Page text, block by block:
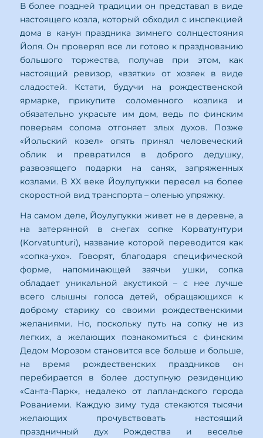
В более поздней традиции он представал в виде
настоящего козла, который обходил с инспекцией
дома в канун праздника зимнего солнцестояния
Йоля. Он проверял все ли готово к празднованию
большого торжества, получав при этом, как
настоящий ревизор, «взятки» от хозяек в виде
сладостей. Кстати, будучи на рождественской
ярмарке, прикупите соломенного козлика и
обязательно украсьте им дом, ведь по финским
поверьям солома отгоняет злых духов. Позже
«Йольский козел» опять принял человеческий
облик и превратился в доброго дедушку,
развозящего подарки на санях, запряженных
козлами. В ХХ веке Йоулупукки пересел на более
скоростной вид транспорта – оленью упряжку.
На самом деле, Йоулупукки живет не в деревне, а
на затерянной в снегах сопке Корватунтури
(Korvatunturi), название которой переводится как
«сопка-ухо». Говорят, благодаря специфической
форме, напоминающей заячьи ушки, сопка
обладает уникальной акустикой – с нее лучше
всего слышны голоса детей, обращающихся к
доброму старику со своими рождественскими
желаниями. Но, поскольку путь на сопку не из
легких, а желающих познакомиться с финским
Дедом Морозом становится все больше и больше,
на время рождественских праздников он
перебирается в более доступную резиденцию
«Санта-Парк», недалеко от лапландского города
Рованиеми. Каждую зиму туда стекаются тысячи
желающих прочувствовать настоящий
праздничный дух Рождества и веселье